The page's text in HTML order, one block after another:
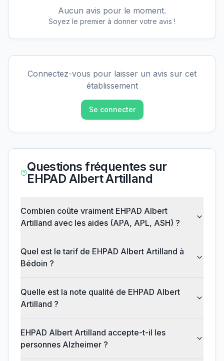
Aucun avis pour le moment.
Soyez le premier à donner votre avis !
Connectez-vous pour laisser un avis sur cet
établissement
Se connecter
Questions fréquentes sur
EHPAD Albert Artilland
Combien coûte vraiment EHPAD Albert
Artilland avec les aides (APA, APL, ASH) ?
Quel est le tarif de EHPAD Albert Artilland à
Bédoin ?
Quelle est la note qualité de EHPAD Albert
Artilland ?
EHPAD Albert Artilland accepte-t-il les
personnes Alzheimer ?